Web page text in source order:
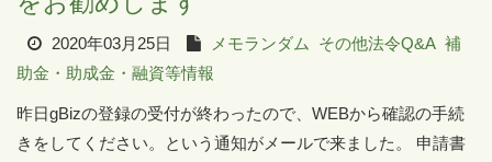
2020年03月25日 メモランダム その他法令Q&A 補
助金・助成金・融資等情報
昨日gBizの登録の受付が終わったので、WEBから確認の手続
きをしてください。という通知がメールで来ました。 申請書